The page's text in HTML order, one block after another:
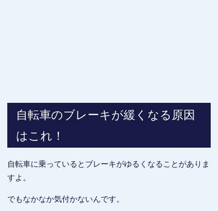
自転車のブレーキが緩くなる原因
はこれ！
自転車に乗っているとブレーキがゆるくなることがありま
すよ。
でもなかなか気付かないんです。